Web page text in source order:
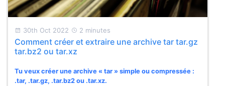
30th Oct 2022 2 minutes
Comment créer et extraire une archive tar tar.gz
tar.bz2 ou tar.xz
Tu veux créer une archive « tar » simple ou compressée :
.tar, .tar.gz, .tar.bz2 ou .tar.xz.